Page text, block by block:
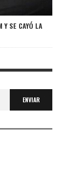
Y SE CAYÓ LA